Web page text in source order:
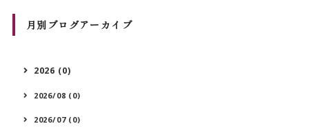
月別ブログアーカイブ
2026 (0)
2026/08 (0)
2026/07 (0)